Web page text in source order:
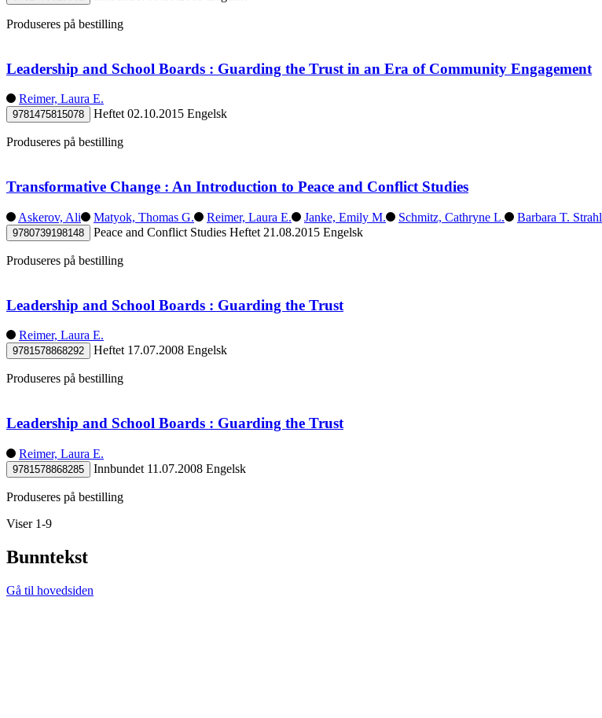
Produseres på bestilling
Leadership and School Boards : Guarding the Trust in an Era of Community Engagement
Reimer, Laura E.
9781475815078 Heftet 02.10.2015 Engelsk
Produseres på bestilling
Transformative Change : An Introduction to Peace and Conflict Studies
Askerov, Ali Matyok, Thomas G. Reimer, Laura E. Janke, Emily M. Schmitz, Cathryne L. Barbara T. Strahl
9780739198148 Peace and Conflict Studies Heftet 21.08.2015 Engelsk
Produseres på bestilling
Leadership and School Boards : Guarding the Trust
Reimer, Laura E.
9781578868292 Heftet 17.07.2008 Engelsk
Produseres på bestilling
Leadership and School Boards : Guarding the Trust
Reimer, Laura E.
9781578868285 Innbundet 11.07.2008 Engelsk
Produseres på bestilling
Viser 1-9
Bunntekst
Gå til hovedsiden